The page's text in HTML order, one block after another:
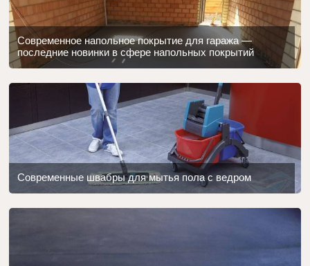
Современное напольное покрытие для гаража —
последние новинки в сфере напольных покрытий
Современные швабры для мытья пола с ведром